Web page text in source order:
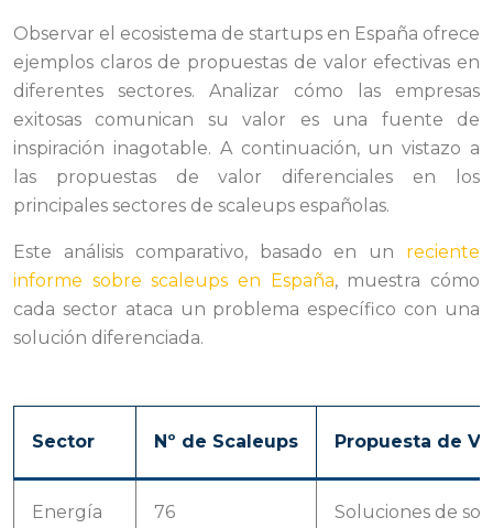
Observar el ecosistema de startups en España ofrece
ejemplos claros de propuestas de valor efectivas en
diferentes sectores. Analizar cómo las empresas
exitosas comunican su valor es una fuente de
inspiración inagotable. A continuación, un vistazo a
las propuestas de valor diferenciales en los
principales sectores de scaleups españolas.
Este análisis comparativo, basado en un reciente
informe sobre scaleups en España, muestra cómo
cada sector ataca un problema específico con una
solución diferenciada.
Sector Nº de Scaleups Propuesta de
Energía 76 Soluciones de